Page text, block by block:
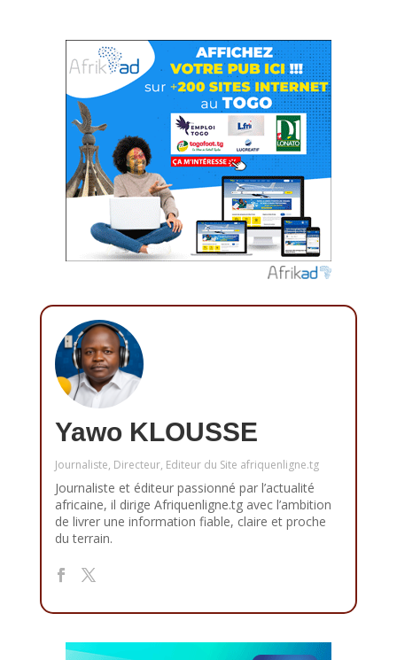
Yawo KLOUSSE
Journaliste, Directeur, Editeur du Site afriquenligne.tg
Journaliste et éditeur passionné par l’actualité
africaine, il dirige Afriquenligne.tg avec l’ambition
de livrer une information fiable, claire et proche
du terrain.